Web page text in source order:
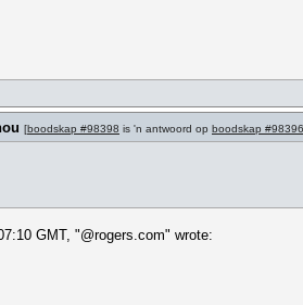
[boodskap #98398 is 'n antwoord op boodskap #98396
GMT, "@rogers.com" wrote: